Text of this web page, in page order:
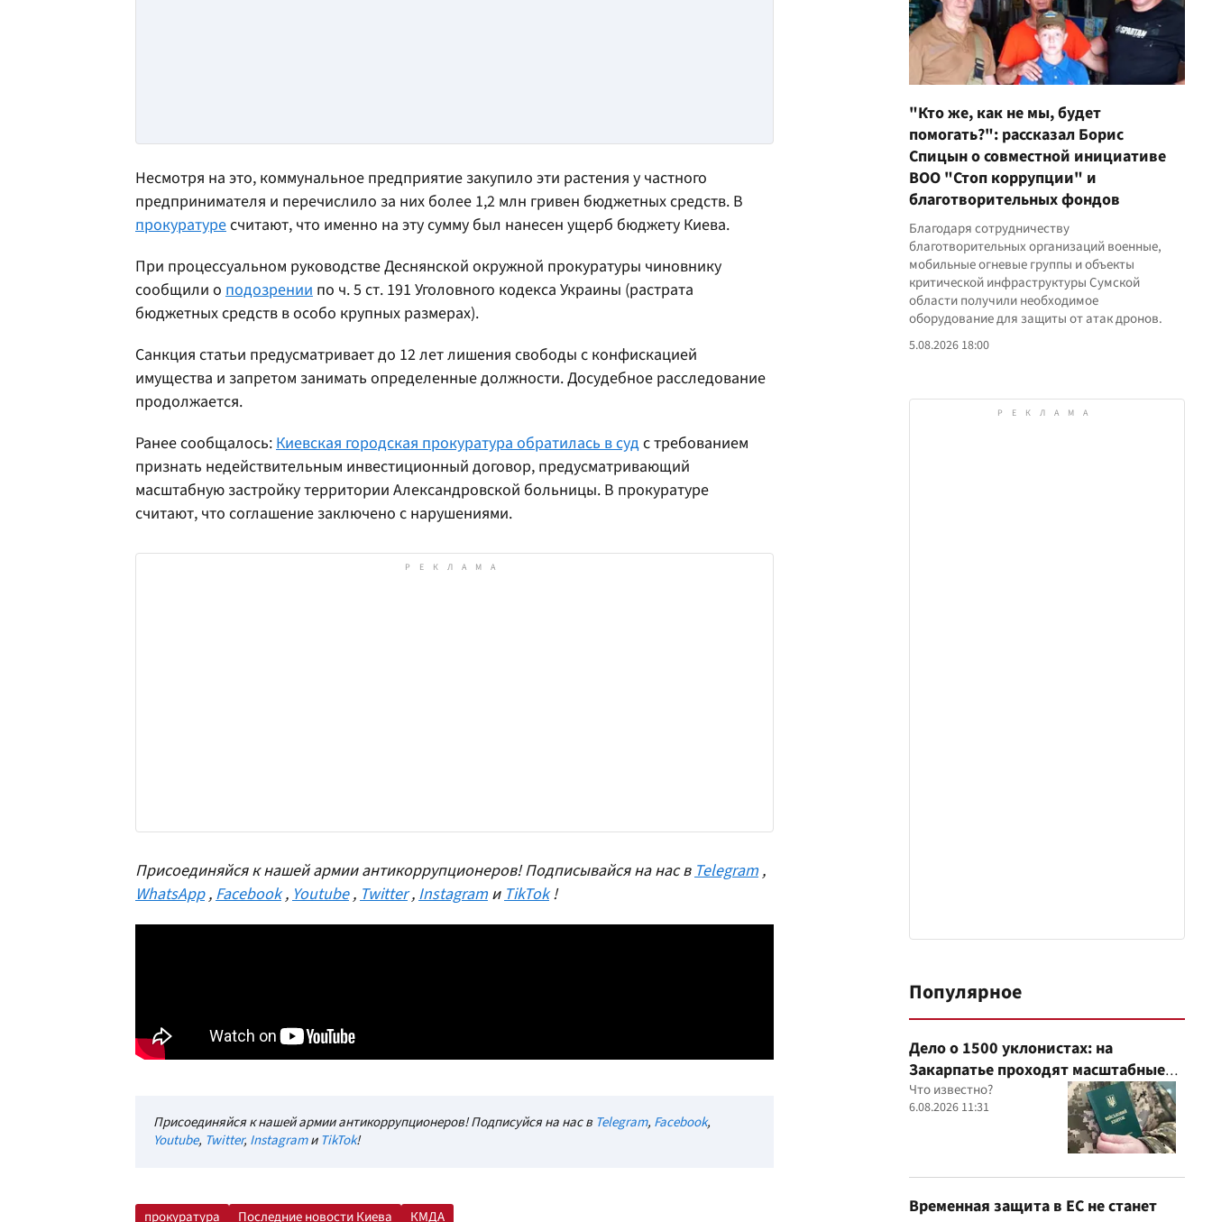
Несмотря на это, коммунальное предприятие закупило эти растения у частного
предпринимателя и перечислило за них более 1,2 млн гривен бюджетных средств. В
прокуратуресчитают, что именно на эту сумму был нанесен ущерб бюджету Киева.
При процессуальном руководстве Деснянской окружной прокуратуры чиновнику
сообщили о подозрении по ч. 5 ст. 191 Уголовного кодекса Украины (растрата
бюджетных средств в особо крупных размерах).
Санкция статьи предусматривает до 12 лет лишения свободы с конфискацией
имущества и запретом занимать определенные должности. Досудебное расследование
продолжается.
Ранее сообщалось:Киевская городская прокуратура обратилась в судс требованием
признать недействительным инвестиционный договор, предусматривающий
масштабную застройку территории Александровской больницы. В прокуратуре
считают, что соглашение заключено с нарушениями.
Присоединяйся к нашей армии антикоррупционеров! Подписывайся на нас вTelegram ,
WhatsApp ,Facebook ,Youtube ,Twitter ,Instagram иTikTok !
Присоединяйся к нашей армии антикоррупционеров! Подписуйся на нас в Telegram, Facebook,
Youtube, Twitter, InstagramиTikTok!
прокуратура Последние новости Киева КМДА
"Кто же, как не мы, будет
помогать?": рассказал Борис
Спицын о совместной инициативе
ВОО "Стоп коррупции" и
благотворительных фондов
Благодаря сотрудничеству
благотворительных организаций военные,
мобильные огневые группы и объекты
критической инфраструктуры Сумской
области получили необходимое
оборудование для защиты от атак дронов.
5.08.2026 18:00
Популярное
Дело о 1500 уклонистах: на
Закарпатье проходят масштабные
обыски в ТЦК, – Глагола
Что известно?
6.08.2026 11:31
Временная защита в ЕС не станет